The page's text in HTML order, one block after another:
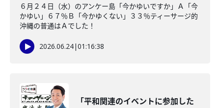
６月２４日（水）のアンケー島「今かゆいですか」Ａ「今
かゆい」６７％Ｂ「今かゆくない」３３％ティーサージ的
沖縄の普通はＡでした！
2026.06.24|01:16:38
「平和関連のイベントに参加した